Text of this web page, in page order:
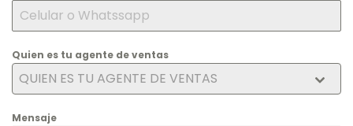
Quien es tu agente de ventas
QUIEN ES TU AGENTE DE VENTAS
Mensaje